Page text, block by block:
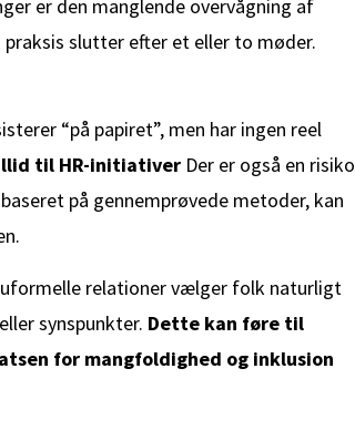
er den manglende overvågning af
slutter efter et eller to møder.
“på papiret”, men har ingen reel
til HR-initiativer Der er også en risiko
på gennemprøvede metoder, kan
relationer vælger folk naturligt
synspunkter. Dette kan føre til
for mangfoldighed og inklusion